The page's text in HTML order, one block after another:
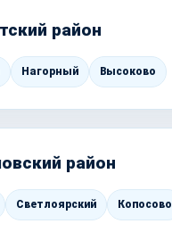
район
Нагорный Высоково
район
Светлоярский Копосово